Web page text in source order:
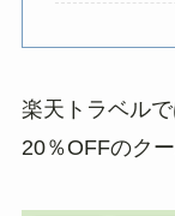
楽天トラベル
20％OFFのク